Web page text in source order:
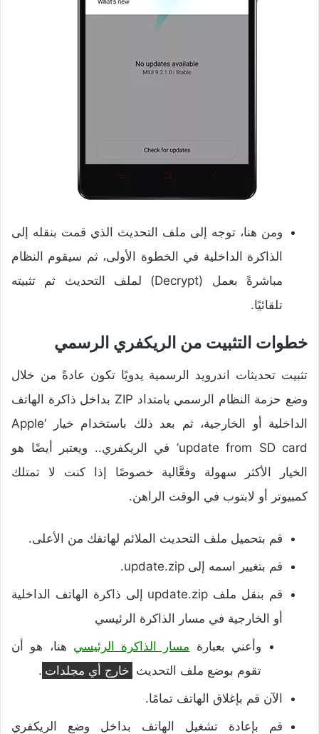
ومن هنا، توجه إلى ملف التحديث الذي قمت بنقله إلى
الذاكرة الداخلية في الخطوة الأولى، ثم سيقوم النظام
مباشرةً بعمل (Decrypt) لملف التحديث ثم تثبيته
تلقائيًا.
خطوات التثبيت من الريكفري الرسمي
تثبيت تحديثات اندرويد الرسمية يدويًا تكون عادةً من خلال
وضع حزمة النظام الرسمي بامتداد ZIP بداخل ذاكرة الهاتف
الداخلية أو الخارجية، ثم بعد ذلك باستخدام خيار ‘Apple
update from SD card’ في الريكفري.. ويعتبر أيضًا هو
الخيار الأكثر سهولة وفعَّالية خصوصًا إذا كنت لا تمتلك
كمبيوتر أو لابتوب في الوقت الراهن.
قم بتحميل ملف التحديث الملائم لهاتفك من الأعلى.
قم بتغيير اسمه إلى update.zip.
قم بنقل ملف update.zip إلى ذاكرة الهاتف الداخلية
أو الخارجية في مسار الذاكرة الرئيسي
وأعني بعبارة مسار الذاكرة الرئيسي هنا، هو أن
تقوم بوضع ملف التحديث خارج أي مجلدات .
الآن قم بإغلاق الهاتف تمامًا.
قم بإعادة تشغيل الهاتف بداخل وضع الريكفري